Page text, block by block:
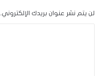
لن يتم نشر عنوان بريدك الإلكتروني.